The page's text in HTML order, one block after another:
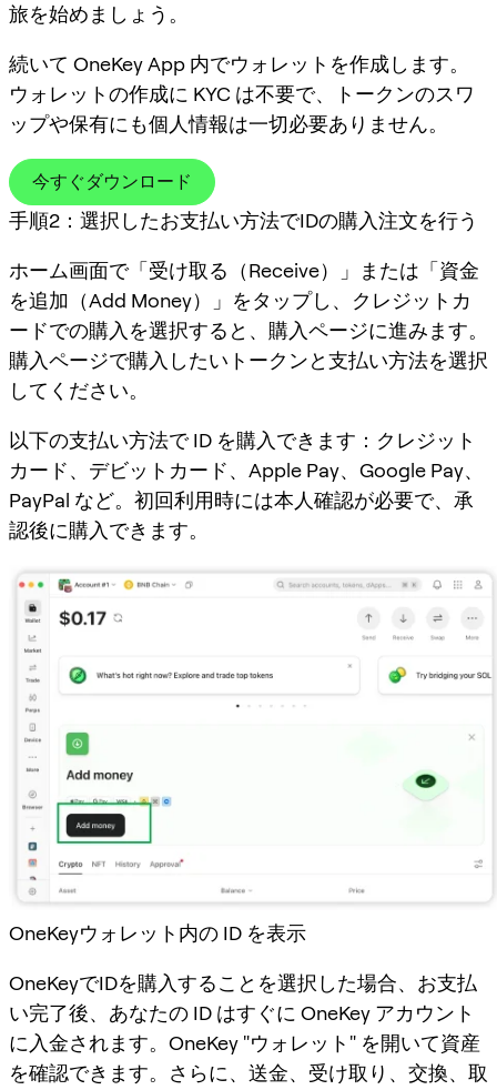
旅を始めましょう。
続いて OneKey App 内でウォレットを作成します。
ウォレットの作成に KYC は不要で、トークンのスワ
ップや保有にも個人情報は一切必要ありません。
今すぐダウンロード
手順2：選択したお支払い方法でIDの購入注文を行う
ホーム画面で「受け取る（Receive）」または「資金
を追加（Add Money）」をタップし、クレジットカ
ードでの購入を選択すると、購入ページに進みます。
購入ページで購入したいトークンと支払い方法を選択
してください。
以下の支払い方法で ID を購入できます：クレジット
カード、デビットカード、Apple Pay、Google Pay、
PayPal など。初回利用時には本人確認が必要で、承
認後に購入できます。
OneKeyウォレット内の ID を表示
OneKeyでIDを購入することを選択した場合、お支払
い完了後、あなたの ID はすぐに OneKey アカウント
に入金されます。OneKey "ウォレット" を開いて資産
を確認できます。さらに、送金、受け取り、交換、取